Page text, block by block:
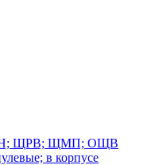
ЩРВ; ЩМП; ОЩВ
в корпусе